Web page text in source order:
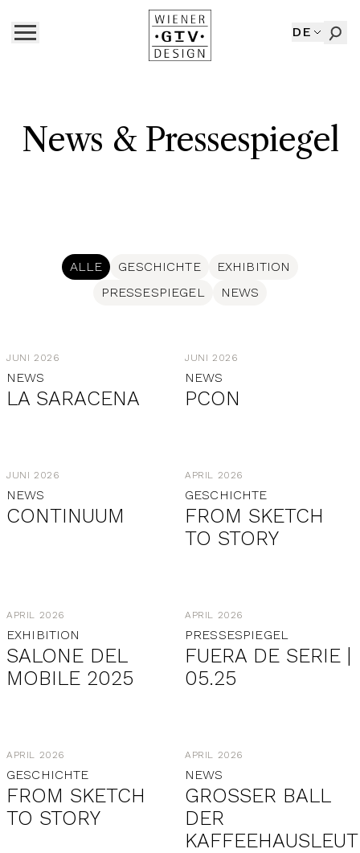
DE
News & Pressespiegel
ALLE GESCHICHTE
EXHIBITION
PRESSESPIEGEL
NEWS
JUNI 2026
NEWS
LA SARACENA
JUNI 2026
NEWS
PCON
JUNI 2026
NEWS
CONTINUUM
APRIL 2026
GESCHICHTE
FROM SKETCH
TO STORY
APRIL 2026
EXHIBITION
SALONE DEL
MOBILE 2025
APRIL 2026
PRESSESPIEGEL
FUERA DE SERIE |
05.25
APRIL 2026
GESCHICHTE
FROM SKETCH
TO STORY
APRIL 2026
NEWS
GROSSER BALL D
ER K
AFFEEHAUSLEUTE